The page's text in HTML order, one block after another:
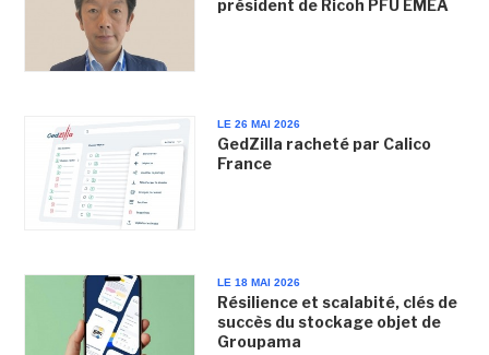
président de Ricoh PFU EMEA
LE 26 MAI 2026
GedZilla racheté par Calico
France
LE 18 MAI 2026
Résilience et scalabité, clés de
succès du stockage objet de
Groupama